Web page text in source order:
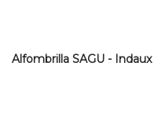
Alfombrilla SAGU - Indaux